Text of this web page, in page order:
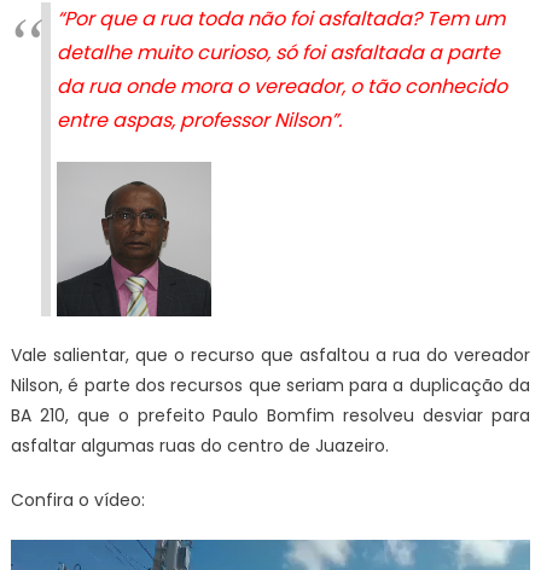
“Por que a rua toda não foi asfaltada? Tem um
detalhe muito curioso, só foi asfaltada a parte
da rua onde mora o vereador, o tão conhecido
entre aspas, professor Nilson”.
Vale salientar, que o recurso que asfaltou a rua do vereador
Nilson, é parte dos recursos que seriam para a duplicação da
BA 210, que o prefeito Paulo Bomfim resolveu desviar para
asfaltar algumas ruas do centro de Juazeiro.
Confira o vídeo: